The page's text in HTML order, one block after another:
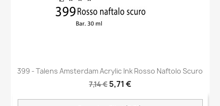
399 - Talens Amsterdam Acrylic Ink Rosso Naftolo Scuro
7,14 € 5,71 €